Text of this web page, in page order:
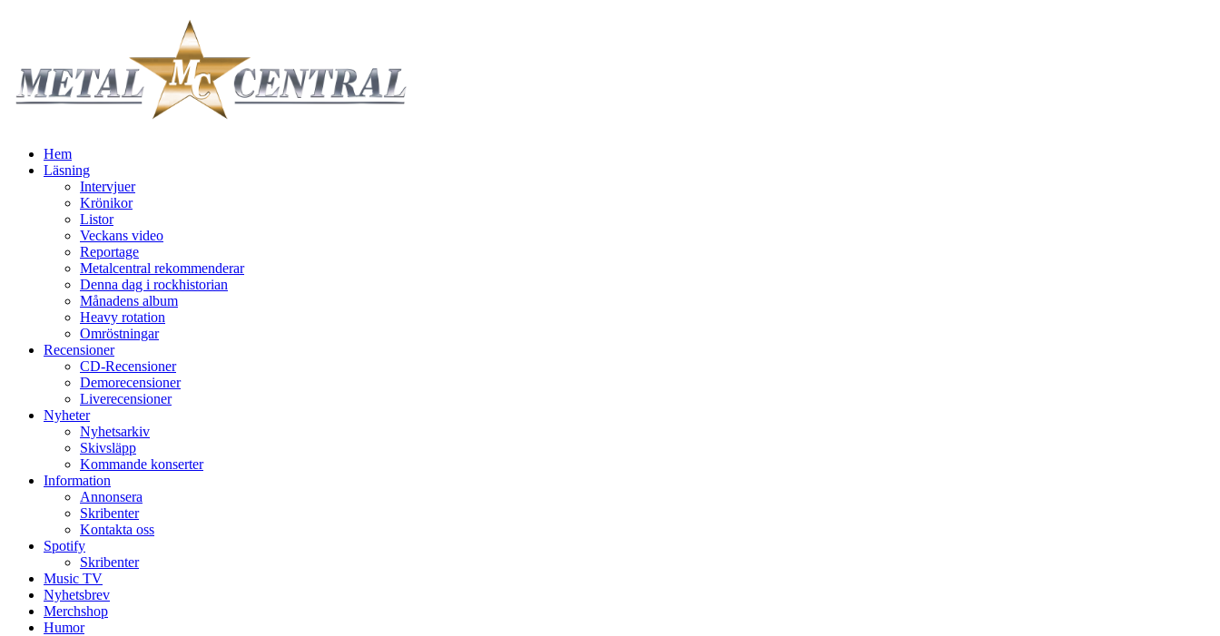
Hem
Läsning
Intervjuer
Krönikor
Listor
Veckans video
Reportage
Metalcentral rekommenderar
Denna dag i rockhistorian
Månadens album
Heavy rotation
Omröstningar
Recensioner
CD-Recensioner
Demorecensioner
Liverecensioner
Nyheter
Nyhetsarkiv
Skivsläpp
Kommande konserter
Information
Annonsera
Skribenter
Kontakta oss
Spotify
Skribenter
Music TV
Nyhetsbrev
Merchshop
Humor